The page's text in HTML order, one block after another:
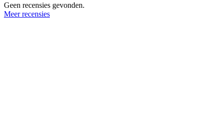
Geen recensies gevonden.
Meer recensies